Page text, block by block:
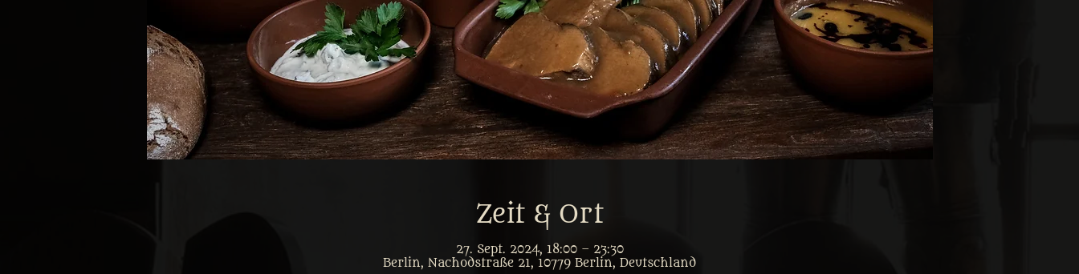
Zeit & Ort
27. Sept. 2024, 18:00 – 23:30
Berlin, Nachodstraße 21, 10779 Berlin, Deutschland